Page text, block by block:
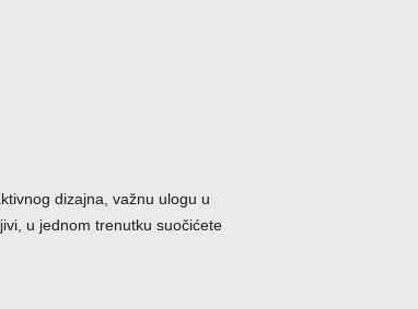
dizajna, važnu ulogu u
u jednom trenutku suočićete